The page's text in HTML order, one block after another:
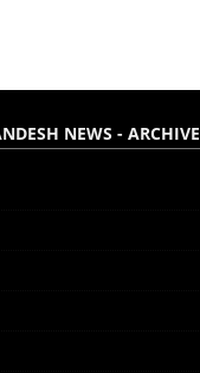
NEWS - ARCHIVE